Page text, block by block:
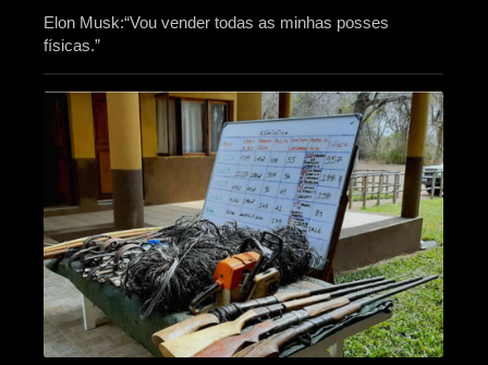
Elon Musk:“Vou vender todas as minhas posses
físicas.”